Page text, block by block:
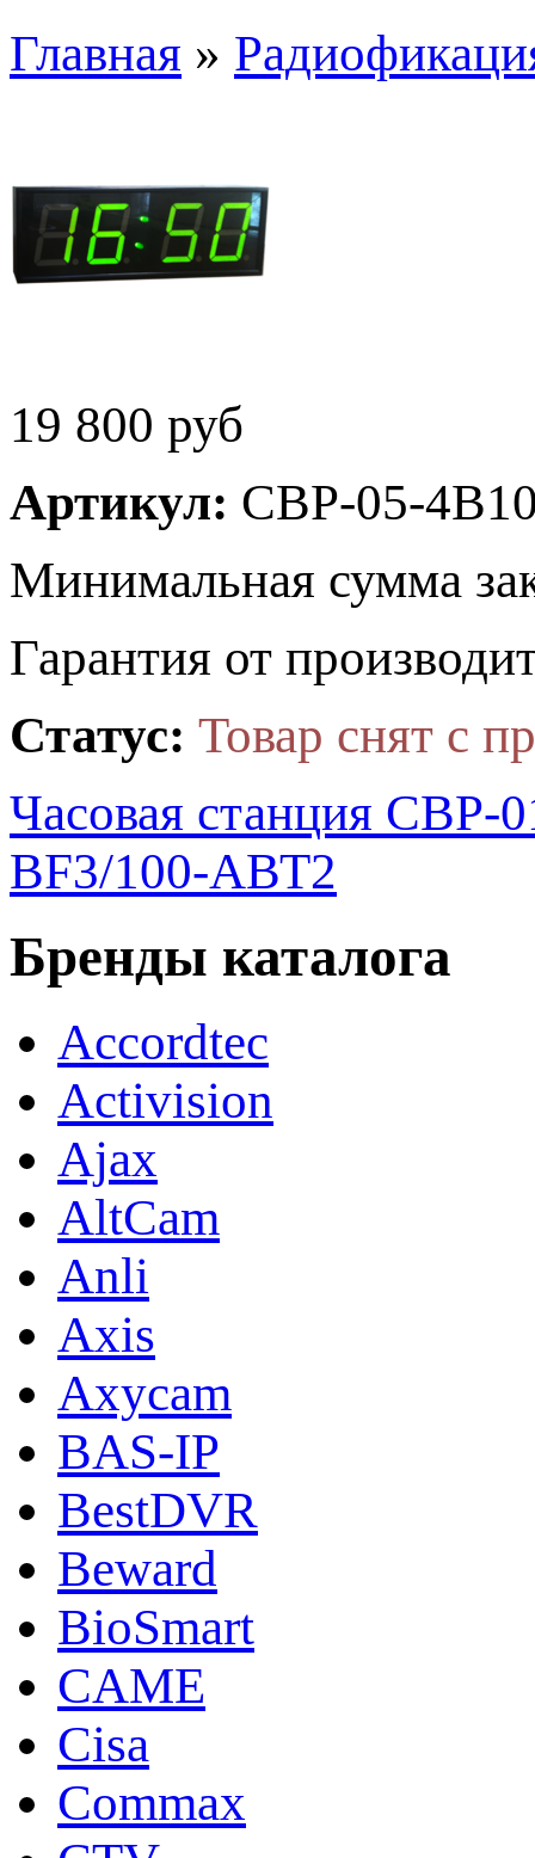
Главная »
19 800 руб
Артикул: СВР-05-
Минимальная сумма
Гарантия от
Статус: Товар снят с
Часовая станция СВР-
BF3/100-АВТ2
Бренды каталога
Accordtec
Activision
Ajax
AltCam
Anli
Axis
Axycam
BAS-IP
BestDVR
Beward
BioSmart
CAME
Cisa
Commax